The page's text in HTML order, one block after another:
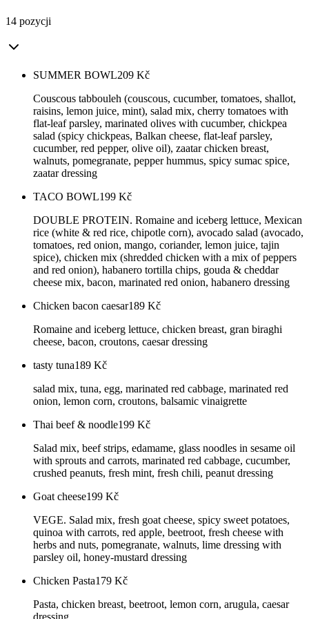
14 pozycji
SUMMER BOWL209 Kč
Couscous tabbouleh (couscous, cucumber, tomatoes, shallot,
raisins, lemon juice, mint), salad mix, cherry tomatoes with
flat-leaf parsley, marinated olives with cucumber, chickpea
salad (spicy chickpeas, Balkan cheese, flat-leaf parsley,
cucumber, red pepper, olive oil), zaatar chicken breast,
walnuts, pomegranate, pepper hummus, spicy sumac spice,
zaatar dressing
TACO BOWL199 Kč
DOUBLE PROTEIN. Romaine and iceberg lettuce, Mexican
rice (white & red rice, chipotle corn), avocado salad (avocado,
tomatoes, red onion, mango, coriander, lemon juice, tajin
spice), chicken mix (shredded chicken with a mix of peppers
and red onion), habanero tortilla chips, gouda & cheddar
cheese mix, bacon, marinated red onion, habanero dressing
Chicken bacon caesar189 Kč
Romaine and iceberg lettuce, chicken breast, gran biraghi
cheese, bacon, croutons, caesar dressing
tasty tuna189 Kč
salad mix, tuna, egg, marinated red cabbage, marinated red
onion, lemon corn, croutons, balsamic vinaigrette
Thai beef & noodle199 Kč
Salad mix, beef strips, edamame, glass noodles in sesame oil
with sprouts and carrots, marinated red cabbage, cucumber,
crushed peanuts, fresh mint, fresh chili, peanut dressing
Goat cheese199 Kč
VEGE. Salad mix, fresh goat cheese, spicy sweet potatoes,
quinoa with carrots, red apple, beetroot, fresh cheese with
herbs and nuts, pomegranate, walnuts, lime dressing with
parsley oil, honey-mustard dressing
Chicken Pasta179 Kč
Pasta, chicken breast, beetroot, lemon corn, arugula, caesar
dressing